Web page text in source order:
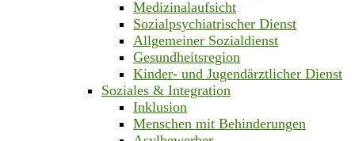
Medizinalaufsicht
Sozialpsychiatrischer Dienst
Allgemeiner Sozialdienst
Gesundheitsregion
Kinder- und Jugendärztlicher Dienst
Soziales & Integration
Inklusion
Menschen mit Behinderungen